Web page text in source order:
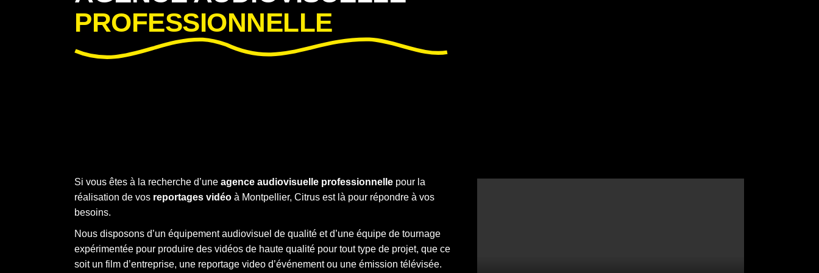
PROFESSIONNELLE
Si vous êtes à la recherche d’une agence audiovisuelle professionnelle pour la
réalisation de vos reportages vidéo à Montpellier, Citrus est là pour répondre à vos
besoins.
Nous disposons d’un équipement audiovisuel de qualité et d’une équipe de tournage
expérimentée pour produire des vidéos de haute qualité pour tout type de projet, que ce
soit un film d’entreprise, une reportage video d’événement ou une émission télévisée.